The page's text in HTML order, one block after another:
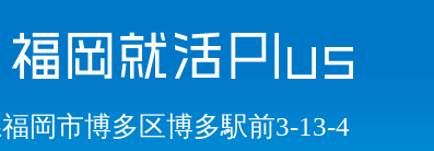
岡市博多区博多駅前3-13-4